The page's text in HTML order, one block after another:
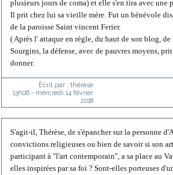
plusieurs jours de coma) et elle s'en tira avec une
Il prit chez lui sa vieille mère. Fut un bénévole
de la paroisse Saint vincent Ferier.
( Après l' attaque en règle, du haut de son blog,
Sourgins, la défense, avec de pauvres moyens,
donner.
Écrit par : thérèse
13h06- mercredi 14 février
2018
S'agit-il, Thérèse, de s'épancher sur la personne
convictions religieuses ou bien de savoir si son
participant à "l'art contemporain", a sa place au
elles inspirées par sa foi ? Sont-elles porteuses